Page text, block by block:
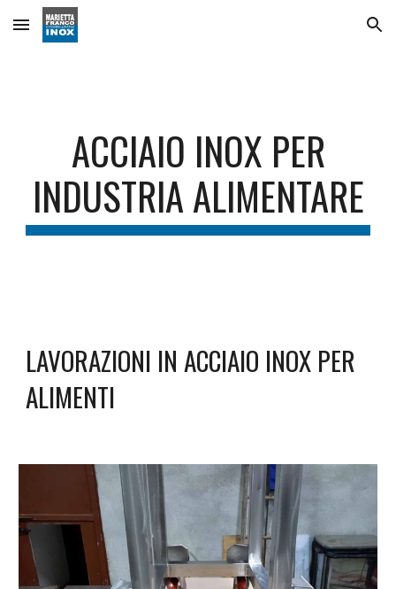
Skip to main content Skip to navigation
ACCIAIO INOX PER
INDUSTRIA ALIMENTARE
LAVORAZIONI IN ACCIAIO INOX PER
ALIMENTI